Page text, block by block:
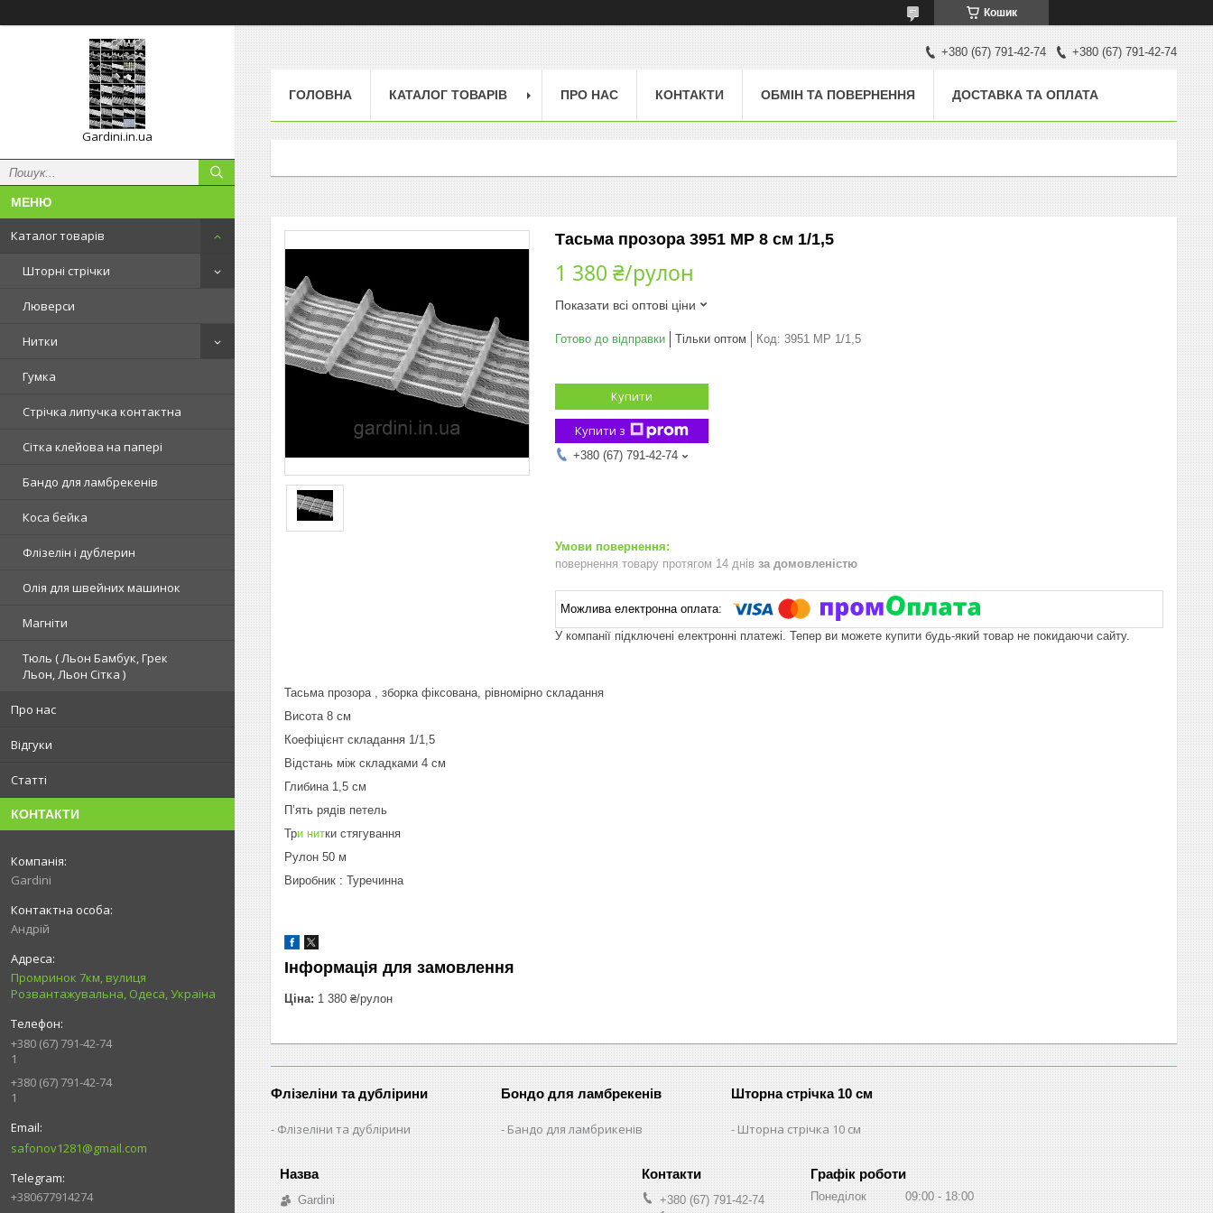
Кошик
Gardini.in.ua
Каталог товарів
Шторні стрічки
Люверси
Нитки
Гумка
Стрічка липучка контактна
Сітка клейова на папері
Бандо для ламбрекенів
Коса бейка
Флізелін і дублерин
Олія для швейних машинок
Магніти
Тюль ( Льон Бамбук, Грек
Льон, Льон Сітка )
Про нас
Відгуки
Статті
КОНТАКТИ
Gardini
Андрій
Промринок 7км, вулиця
Розвантажувальна, Одеса, Україна
+380 (67) 791-42-74
1
+380 (67) 791-42-74
1
safonov1281@gmail.com
+380677914274
+380 (67) 791-42-74 +380 (67) 791-42-74
ГОЛОВНА КАТАЛОГ ТОВАРІВ ПРО НАС КОНТАКТИ ОБМІН ТА ПОВЕРНЕННЯ ДОСТАВКА ТА ОПЛАТА
Тасьма прозора 3951 МР 8 см 1/1,5
1 380 ₴/рулон
Показати всі оптові ціни
Готово до відправки Тільки оптом Код: 3951 МР 1/1,5
Купити
Купити з
+380 (67) 791-42-74
повернення товару протягом 14 днів за домовленістю
У компанії підключені електронні платежі. Тепер ви можете купити будь-який товар не покидаючи сайту.
Тасьма прозора , зборка фіксована, рівномірно складання
Висота 8 см
Коефіцієнт складання 1/1,5
Відстань між складками 4 см
Глибина 1,5 см
Пʼять рядів петель
Три нитки стягування
Рулон 50 м
Виробник : Туречинна
Інформація для замовлення
Ціна: 1 380 ₴/рулон
Флізеліни та дублірини
Флізеліни та дублірини
Бондо для ламбрекенів
Бандо для ламбрикенів
Шторна стрічка 10 см
Шторна стрічка 10 см
Gardini
+380 (67) 791-42-74
Графік роботи
Понеділок 09:00 18:00